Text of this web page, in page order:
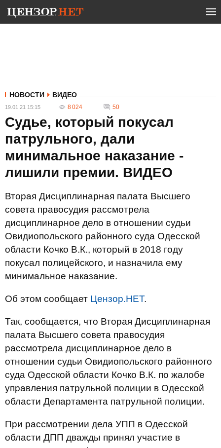
НОВОСТИ ВИДЕО
19.01.21 15:15 8 024 50
Судье, который покусал
патрульного, дали
минимальное наказание -
лишили премии. ВИДЕО
Вторая Дисциплинарная палата Высшего
совета правосудия рассмотрела
дисциплинарное дело в отношении судьи
Овидиопольского районного суда Одесской
области Кочко В.К., который в 2018 году
покусал полицейского, и назначила ему
минимальное наказание.
Об этом сообщает Цензор.НЕТ.
Так, сообщается, что Вторая Дисциплинарная
палата Высшего совета правосудия
рассмотрела дисциплинарное дело в
отношении судьи Овидиопольского районного
суда Одесской области Кочко В.К. по жалобе
управления патрульной полиции в Одесской
области Департамента патрульной полиции.
При рассмотрении дела УПП в Одесской
области ДПП дважды принял участие в